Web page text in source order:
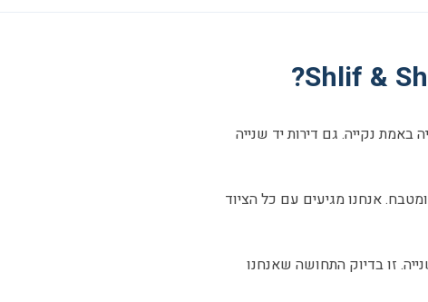
נקייה. גם דירות יד שנייה
אנחנו מגיעים עם כל הציוד
זו בדיוק התחושה שאנחנו